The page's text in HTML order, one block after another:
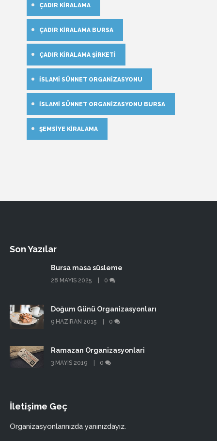
ÇADIR KIRALAMA
ÇADIR KIRALAMA BURSA
ÇADIR KIRALAMA ŞIRKETI
İSLAMI SÜNNET ORGANIZASYONU
İSLAMI SÜNNET ORGANIZASYONU BURSA
ŞEMSIYE KIRALAMA
Son Yazılar
Bursa masa süsleme
28 MAYIS 2025 0
Doğum Günü Organizasyonları
9 HAZIRAN 2015 0
Ramazan Organizasyonlari
3 MAYIS 2019 0
İletişime Geç
Organizasyonlarınızda yanınızdayız.